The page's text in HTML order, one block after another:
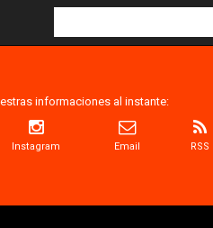
informaciones al instante:
Instagram Email RSS